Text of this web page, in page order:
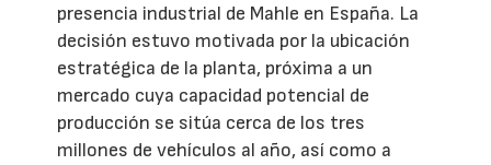
presencia industrial de Mahle en España. La
decisión estuvo motivada por la ubicación
estratégica de la planta, próxima a un
mercado cuya capacidad potencial de
producción se sitúa cerca de los tres
millones de vehículos al año, así como a